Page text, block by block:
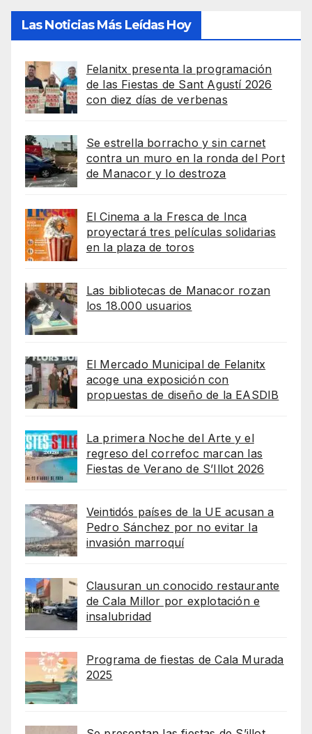
Las Noticias Más Leídas Hoy
Felanitx presenta la programación
de las Fiestas de Sant Agustí 2026
con diez días de verbenas
Se estrella borracho y sin carnet
contra un muro en la ronda del Port
de Manacor y lo destroza
El Cinema a la Fresca de Inca
proyectará tres películas solidarias
en la plaza de toros
Las bibliotecas de Manacor rozan
los 18.000 usuarios
El Mercado Municipal de Felanitx
acoge una exposición con
propuestas de diseño de la EASDIB
La primera Noche del Arte y el
regreso del correfoc marcan las
Fiestas de Verano de S’Illot 2026
Veintidós países de la UE acusan a
Pedro Sánchez por no evitar la
invasión marroquí
Clausuran un conocido restaurante
de Cala Millor por explotación e
insalubridad
Programa de fiestas de Cala Murada
2025